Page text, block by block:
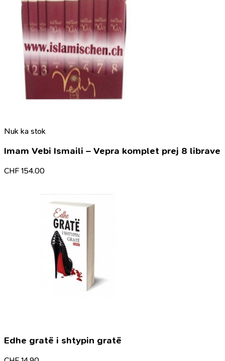
Nuk ka stok
Imam Vebi Ismaili – Vepra komplet prej 8 librave
CHF 154.00
Edhe gratë i shtypin gratë